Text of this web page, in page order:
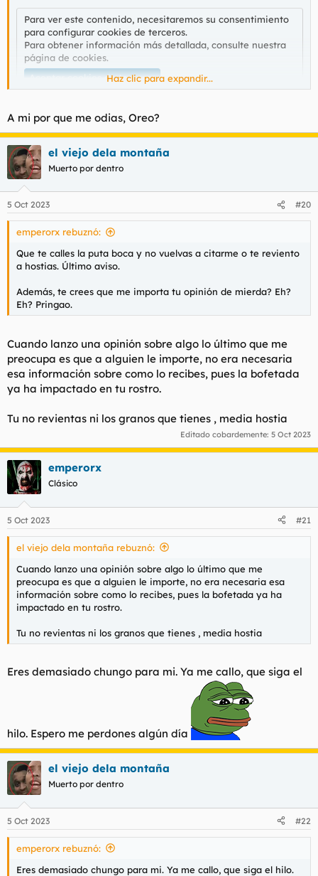
palos, nos descojonabamos y luego a la calle a tirar piedras.
Para ver este contenido, necesitaremos su consentimiento
para configurar cookies de terceros.
Para obtener información más detallada, consulte nuestra
página de cookies.
Aceptar cookies de tercerosHaz clic para expandir...
A mi por que me odias, Oreo?
el viejo dela montaña
Muerto por dentro
5 Oct 2023 #20
emperorx rebuznó:
Que te calles la puta boca y no vuelvas a citarme o te reviento
a hostias. Último aviso.
Además, te crees que me importa tu opinión de mierda? Eh?
Eh? Pringao.
Cuando lanzo una opinión sobre algo lo último que me
preocupa es que a alguien le importe, no era necesaria
esa información sobre como lo recibes, pues la bofetada
ya ha impactado en tu rostro.
Tu no revientas ni los granos que tienes , media hostia
Editado cobardemente: 5 Oct 2023
emperorx
Clásico
5 Oct 2023 #21
el viejo dela montaña rebuznó:
Cuando lanzo una opinión sobre algo lo último que me
preocupa es que a alguien le importe, no era necesaria esa
información sobre como lo recibes, pues la bofetada ya ha
impactado en tu rostro.
Tu no revientas ni los granos que tienes , media hostia
Eres demasiado chungo para mi. Ya me callo, que siga el
hilo. Espero me perdones algún día
el viejo dela montaña
Muerto por dentro
5 Oct 2023 #22
emperorx rebuznó:
Eres demasiado chungo para mi. Ya me callo, que siga el hilo.